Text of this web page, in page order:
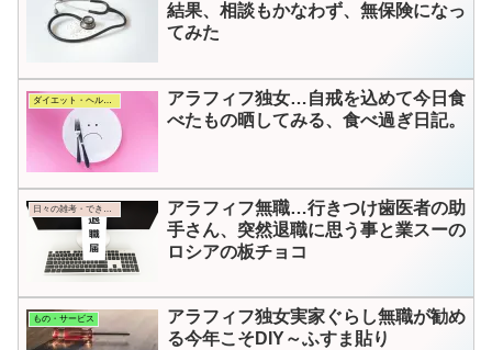
結果、相談もかなわず、無保険になっ
てみた
ダイエット・ヘルス・コスメ
アラフィフ独女…自戒を込めて今日食
べたもの晒してみる、食べ過ぎ日記。
日々の雑考・できごと
アラフィフ無職…行きつけ歯医者の助
手さん、突然退職に思う事と業スーの
ロシアの板チョコ
もの・サービス
アラフィフ独女実家ぐらし無職が勧め
る今年こそDIY～ふすま貼り